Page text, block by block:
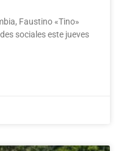
Faustino «Tino»
sociales este jueves